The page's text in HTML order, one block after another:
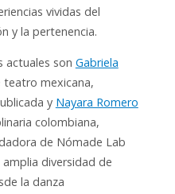
vividas del
y la pertenencia.
actuales son Gabriela
teatro mexicana,
y Nayara Romero
colombiana,
de Nómade Lab
diversidad de
la danza